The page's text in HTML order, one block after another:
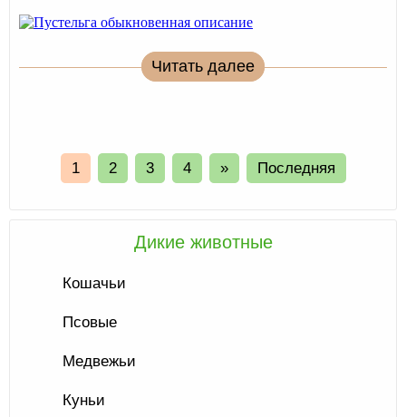
Читать далее
1 2 3 4 » Последняя
Дикие животные
Кошачьи
Псовые
Медвежьи
Куньи